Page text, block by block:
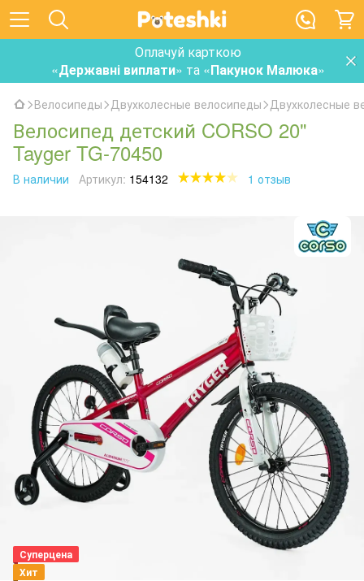
Оплачуй карткою
«Державні виплати» та «Пакунок Малюка»
Велосипеды Двухколесные велосипеды Двухколесные
Велосипед детский CORSO 20"
Tayger TG-70450
В наличии Артикул: 154132 1 отзыв
Суперцена
Хит